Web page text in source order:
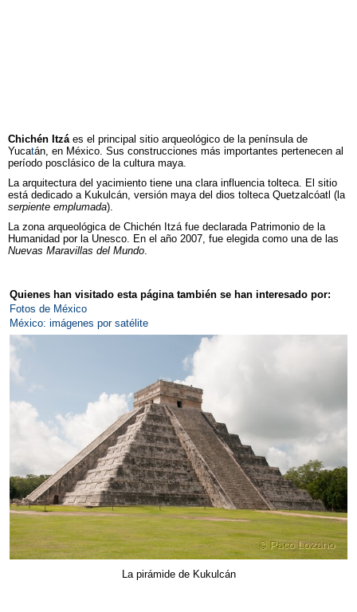
Chichén Itzáes el principal sitio arqueológico de la península de
Yucatán, en México. Sus construcciones más importantes pertenecen al
período posclásico de la cultura maya.
La arquitectura del yacimiento tiene una clara influencia tolteca. El sitio
está dedicado a Kukulcán, versión maya del dios tolteca Quetzalcóatl (la
serpiente emplumada).
La zona arqueológica de Chichén Itzá fue declarada Patrimonio de la
Humanidad por la Unesco. En el año 2007, fue elegida como una de las
Nuevas Maravillas del Mundo.
Quienes han visitado esta página también se han interesado por:
Fotos de México
México: imágenes por satélite
La pirámide de Kukulcán